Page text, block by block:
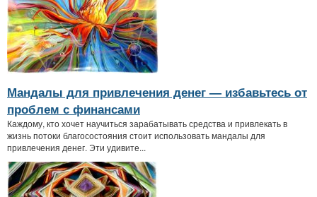
Мандалы для привлечения денег — избавьтесь от
проблем с финансами
Каждому, кто хочет научиться зарабатывать средства и привлекать в
жизнь потоки благосостояния стоит использовать мандалы для
привлечения денег. Эти удивите...